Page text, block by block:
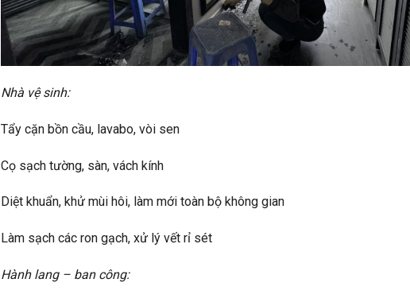
Nhà vệ sinh:
Tẩy cặn bồn cầu, lavabo, vòi sen
Cọ sạch tường, sàn, vách kính
Diệt khuẩn, khử mùi hôi, làm mới toàn bộ không gian
Làm sạch các ron gạch, xử lý vết rỉ sét
Hành lang – ban công: